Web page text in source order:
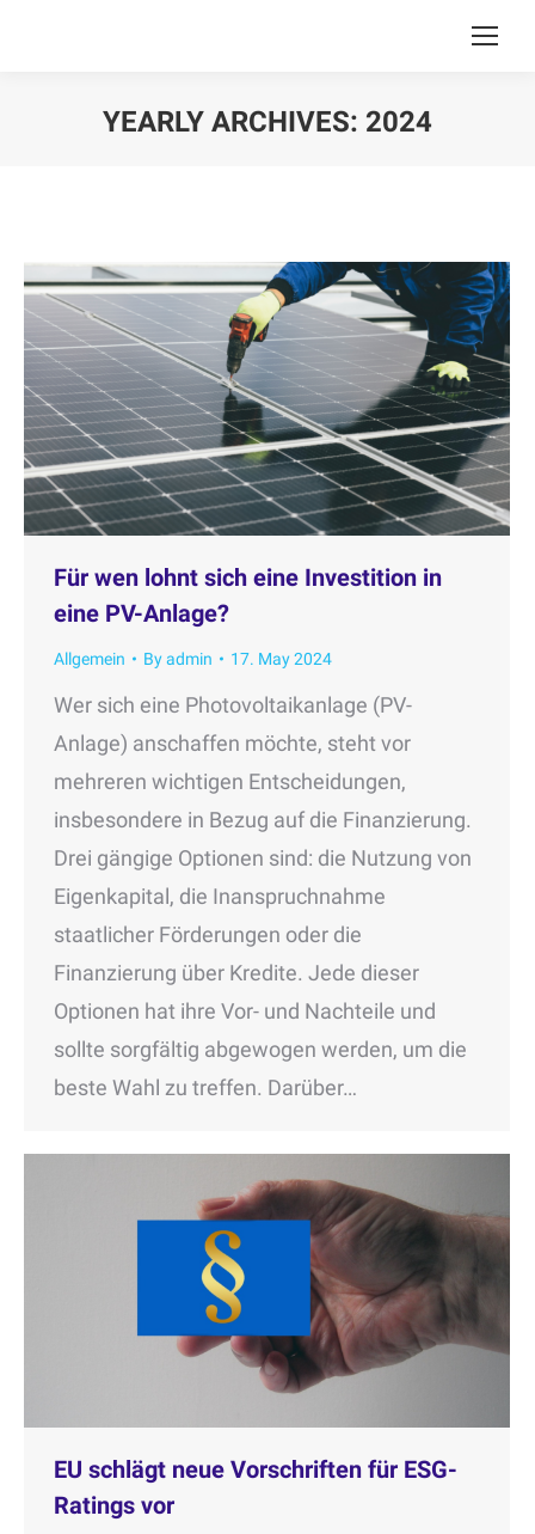
YEARLY ARCHIVES: 2024
Für wen lohnt sich eine Investition in
eine PV-Anlage?
Allgemein Byadmin 17. May 2024
Wer sich eine Photovoltaikanlage (PV-
Anlage) anschaffen möchte, steht vor
mehreren wichtigen Entscheidungen,
insbesondere in Bezug auf die Finanzierung.
Drei gängige Optionen sind: die Nutzung von
Eigenkapital, die Inanspruchnahme
staatlicher Förderungen oder die
Finanzierung über Kredite. Jede dieser
Optionen hat ihre Vor- und Nachteile und
sollte sorgfältig abgewogen werden, um die
beste Wahl zu treffen. Darüber…
EU schlägt neue Vorschriften für ESG-
Ratings vor